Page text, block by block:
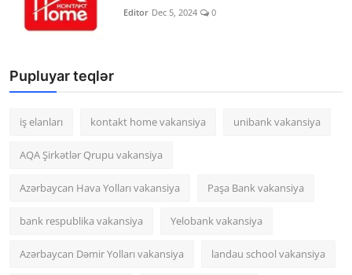
Editor Dec 5, 2024 0
Pupluyar teqlər
iş elanları kontakt home vakansiya unibank vakansiya
AQA Şirkətlər Qrupu vakansiya
Azərbaycan Hava Yolları vakansiya Paşa Bank vakansiya
bank respublika vakansiya Yelobank vakansiya
Azərbaycan Dəmir Yolları vakansiya landau school vakansiya